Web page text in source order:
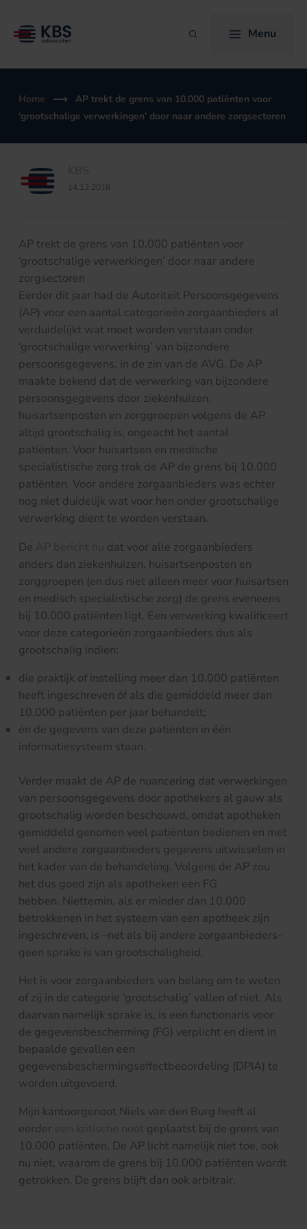
naar
Zoeken Menu
Home
AP trekt de grens van 10.000 patiënten voor
‘grootschalige verwerkingen’ door naar andere zorgsectoren
KBS
14.12.2018
AP trekt de grens van 10.000 patiënten voor
‘grootschalige verwerkingen’ door naar andere
zorgsectoren
Eerder dit jaar had de Autoriteit Persoonsgegevens
(AP) voor een aantal categorieën zorgaanbieders al
verduidelijkt wat moet worden verstaan onder
‘grootschalige verwerking’ van bijzondere
persoonsgegevens, in de zin van de AVG. De AP
maakte bekend dat de verwerking van bijzondere
persoonsgegevens door ziekenhuizen,
huisartsenposten en zorggroepen volgens de AP
altijd grootschalig is, ongeacht het aantal
patiënten. Voor huisartsen en medische
specialistische zorg trok de AP de grens bij 10.000
patiënten. Voor andere zorgaanbieders was echter
nog niet duidelijk wat voor hen onder grootschalige
verwerking dient te worden verstaan.
De AP bericht nu dat voor alle zorgaanbieders
anders dan ziekenhuizen, huisartsenposten en
zorggroepen (en dus niet alleen meer voor huisartsen
en medisch specialistische zorg) de grens eveneens
bij 10.000 patiënten ligt. Een verwerking kwalificeert
voor deze categorieën zorgaanbieders dus als
grootschalig indien:
die praktijk of instelling meer dan 10.000 patiënten
heeft ingeschreven óf als die gemiddeld meer dan
10.000 patiënten per jaar behandelt;
én de gegevens van deze patiënten in één
informatiesysteem staan.
Verder maakt de AP de nuancering dat verwerkingen
van persoonsgegevens door apothekers al gauw als
grootschalig worden beschouwd, omdat apotheken
gemiddeld genomen veel patiënten bedienen en met
veel andere zorgaanbieders gegevens uitwisselen in
het kader van de behandeling. Volgens de AP zou
het dus goed zijn als apotheken een FG
hebben. Niettemin, als er minder dan 10.000
betrokkenen in het systeem van een apotheek zijn
ingeschreven, is –net als bij andere zorgaanbieders-
geen sprake is van grootschaligheid.
Het is voor zorgaanbieders van belang om te weten
of zij in de categorie ‘grootschalig’ vallen of niet. Als
daarvan namelijk sprake is, is een functionaris voor
de gegevensbescherming (FG) verplicht en dient in
bepaalde gevallen een
gegevensbeschermingseffectbeoordeling (DPIA) te
worden uitgevoerd.
Mijn kantoorgenoot Niels van den Burg heeft al
eerder een kritische noot geplaatst bij de grens van
10.000 patiënten. De AP licht namelijk niet toe, ook
nu niet, waarom de grens bij 10.000 patiënten wordt
getrokken. De grens blijft dan ook arbitrair.